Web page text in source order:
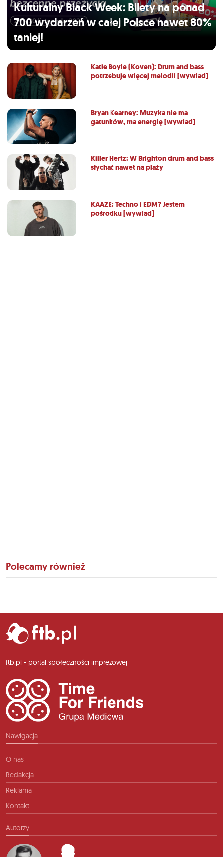
Kulturalny Black Week: Bilety na ponad
700 wydarzeń w całej Polsce nawet 80%
taniej!
Katie Boyle (Koven): Drum and bass
potrzebuje więcej melodii [wywiad]
Bryan Kearney: Muzyka nie ma
gatunków, ma energię [wywiad]
Killer Hertz: W Brighton drum and bass
słychać nawet na plaży
KAAZE: Techno i EDM? Jestem
pośrodku [wywiad]
Polecamy również
ftb.pl - portal społeczności imprezowej
Nawigacja
O nas
Redakcja
Reklama
Kontakt
Autorzy